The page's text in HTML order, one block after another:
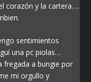
corazón y la cartera….
sentimientos
una pc piolas…
fregada a bungie por
mi orgullo y